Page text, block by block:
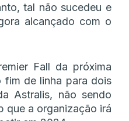
tal não sucedeu e
alcançado com o
Fall da próxima
fim de linha para dois
Astralis, não sendo
que a organização irá